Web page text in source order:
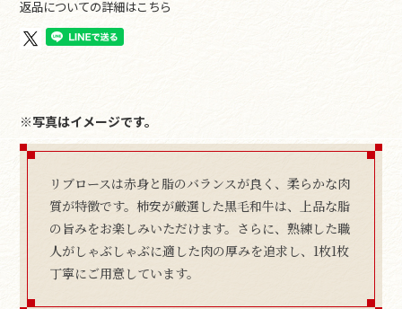
返品についての詳細はこちら
※写真はイメージです。
リブロースは赤身と脂のバランスが良く、柔らかな肉
質が特徴です。柿安が厳選した黒毛和牛は、上品な脂
の旨みをお楽しみいただけます。さらに、熟練した職
人がしゃぶしゃぶに適した肉の厚みを追求し、1枚1枚
丁寧にご用意しています。